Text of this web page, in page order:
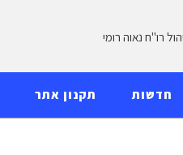
חדשות תקנון אתר